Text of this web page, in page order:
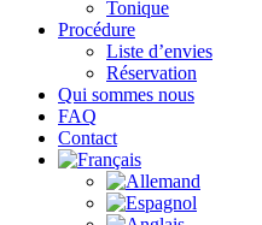
Tonique
Procédure
Liste d’envies
Réservation
Qui sommes nous
FAQ
Contact